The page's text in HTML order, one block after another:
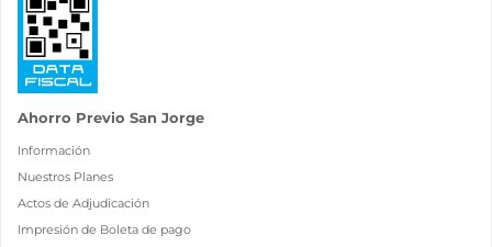
Ahorro Previo San Jorge
Información
Nuestros Planes
Actos de Adjudicación
Impresión de Boleta de pago